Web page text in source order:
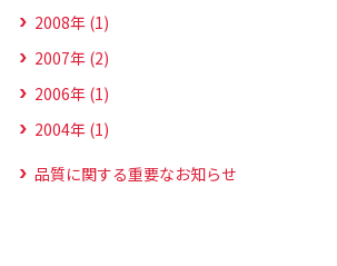
2008年 (1)
2007年 (2)
2006年 (1)
2004年 (1)
品質に関する重要なお知らせ